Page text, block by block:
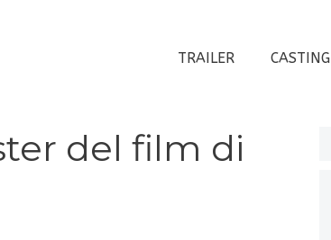
TRAILER CASTING
del film di